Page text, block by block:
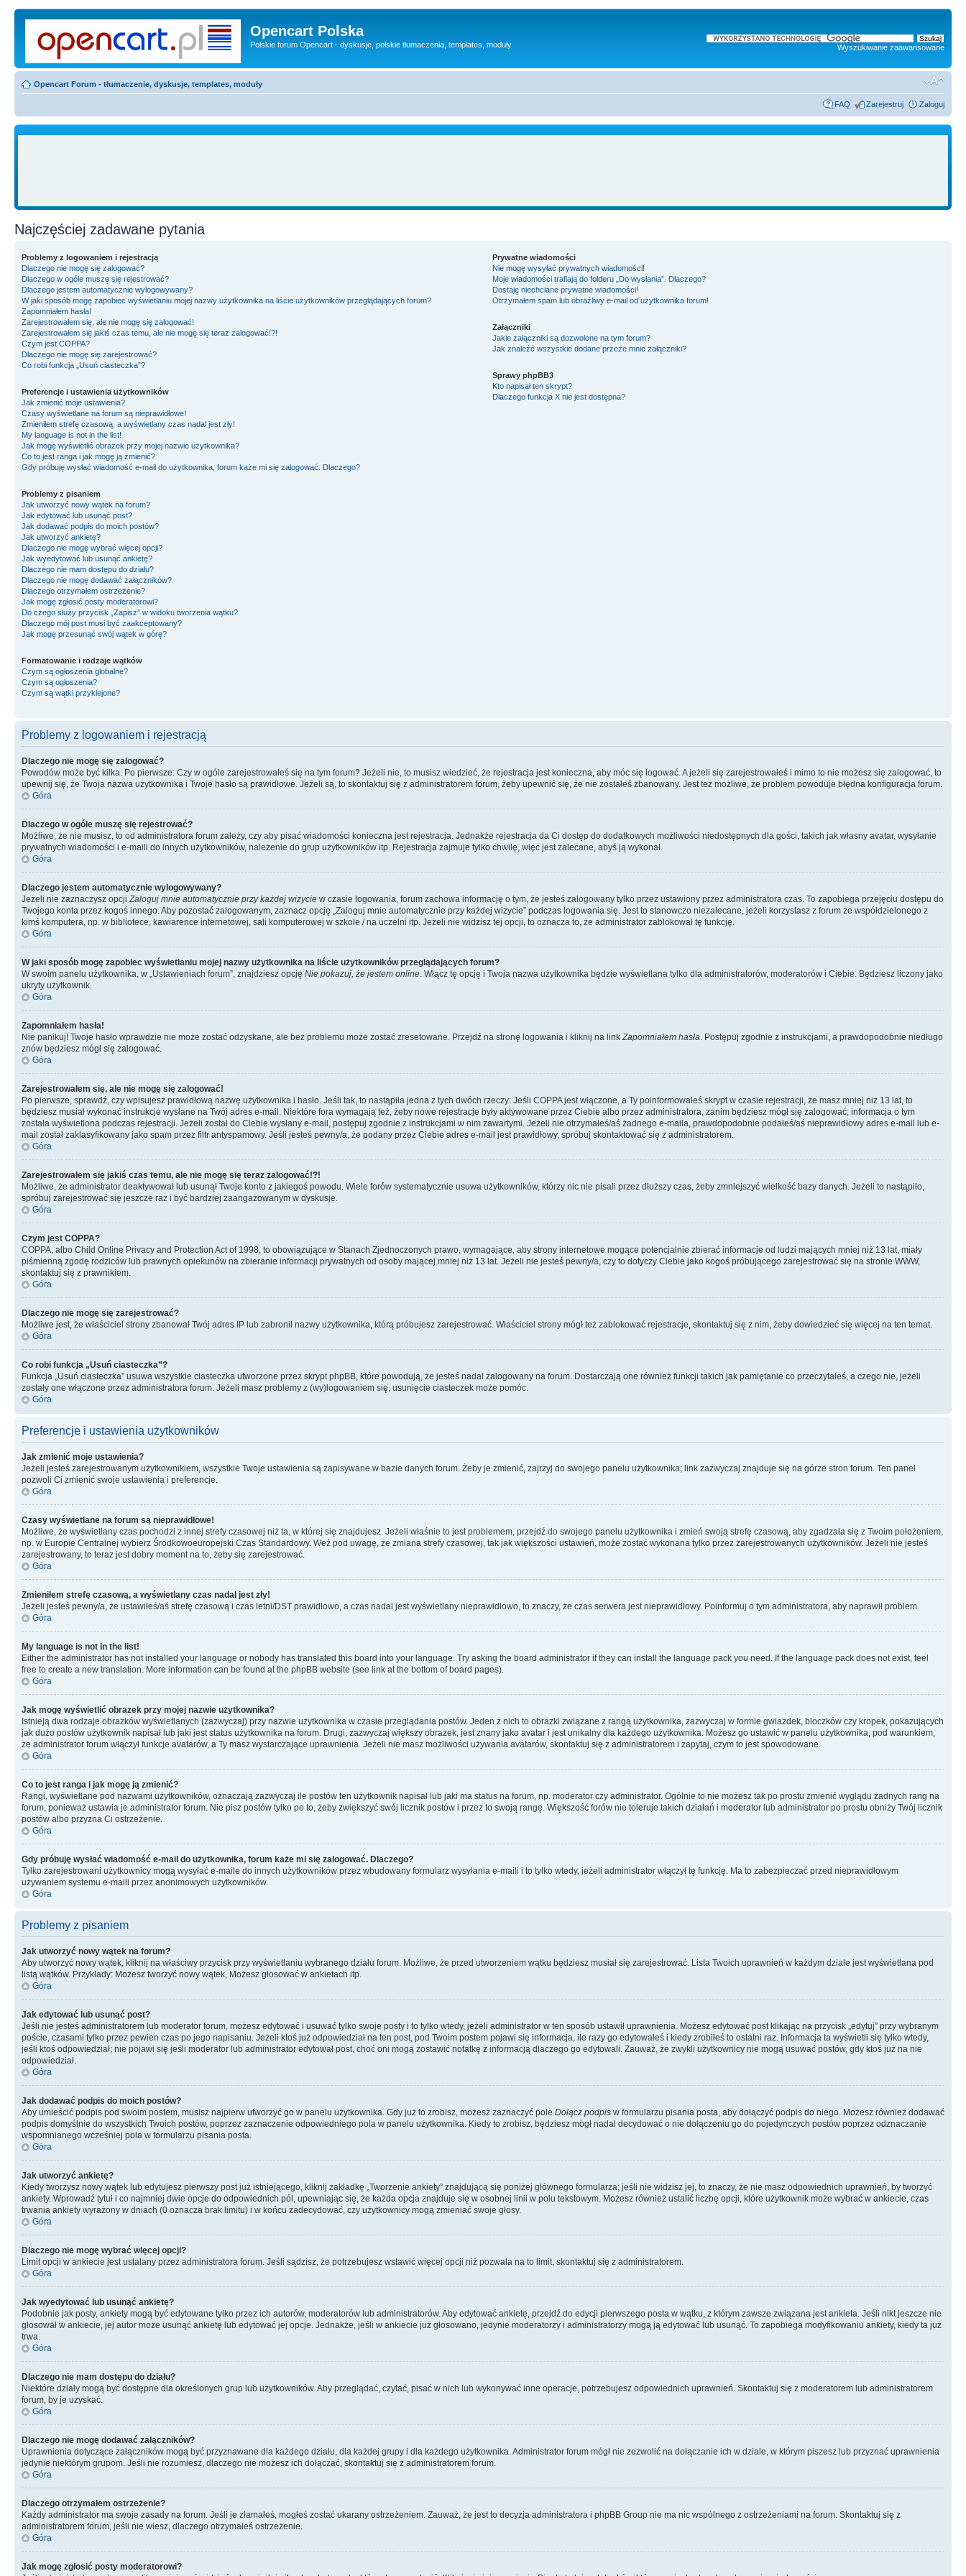
Opencart Polska
Polskie forum Opencart - dyskusje, polskie tłumaczenia, templates, moduły Wyszukiwanie zaawansowane
Opencart Forum - tłumaczenie, dyskusje, templates, moduły
FAQ Zarejestruj Zaloguj
Najczęściej zadawane pytania
Problemy z logowaniem i rejestracją
Dlaczego nie mogę się zalogować?
Dlaczego w ogóle muszę się rejestrować?
Dlaczego jestem automatycznie wylogowywany?
W jaki sposób mogę zapobiec wyświetlaniu mojej nazwy użytkownika na liście użytkowników przeglądających forum?
Zapomniałem hasła!
Zarejestrowałem się, ale nie mogę się zalogować!
Zarejestrowałem się jakiś czas temu, ale nie mogę się teraz zalogować!?!
Czym jest COPPA?
Dlaczego nie mogę się zarejestrować?
Co robi funkcja „Usuń ciasteczka”?
Preferencje i ustawienia użytkowników
Jak zmienić moje ustawienia?
Czasy wyświetlane na forum są nieprawidłowe!
Zmieniłem strefę czasową, a wyświetlany czas nadal jest zły!
My language is not in the list!
Jak mogę wyświetlić obrazek przy mojej nazwie użytkownika?
Co to jest ranga i jak mogę ją zmienić?
Gdy próbuję wysłać wiadomość e-mail do użytkownika, forum każe mi się zalogować. Dlaczego?
Problemy z pisaniem
Jak utworzyć nowy wątek na forum?
Jak edytować lub usunąć post?
Jak dodawać podpis do moich postów?
Jak utworzyć ankietę?
Dlaczego nie mogę wybrać więcej opcji?
Jak wyedytować lub usunąć ankietę?
Dlaczego nie mam dostępu do działu?
Dlaczego nie mogę dodawać załączników?
Dlaczego otrzymałem ostrzeżenie?
Jak mogę zgłosić posty moderatorowi?
Do czego służy przycisk „Zapisz” w widoku tworzenia wątku?
Dlaczego mój post musi być zaakceptowany?
Jak mogę przesunąć swój wątek w górę?
Formatowanie i rodzaje wątków
Czym są ogłoszenia globalne?
Czym są ogłoszenia?
Czym są wątki przyklejone?
Prywatne wiadomości
Nie mogę wysyłać prywatnych wiadomości!
Moje wiadomości trafiają do folderu „Do wysłania”. Dlaczego?
Dostaję niechciane prywatne wiadomości!
Otrzymałem spam lub obraźliwy e-mail od użytkownika forum!
Załączniki
Jakie załączniki są dozwolone na tym forum?
Jak znaleźć wszystkie dodane przeze mnie załączniki?
Sprawy phpBB3
Kto napisał ten skrypt?
Dlaczego funkcja X nie jest dostępna?
Problemy z logowaniem i rejestracją
Dlaczego nie mogę się zalogować?
Powodów może być kilka. Po pierwsze: Czy w ogóle zarejestrowałeś się na tym forum? Jeżeli nie, to musisz wiedzieć, że rejestracja jest konieczna, aby móc się logować. A jeżeli się zarejestrowałeś i mimo to nie możesz się zalogować, to
upewnij się, że Twoja nazwa użytkownika i Twoje hasło są prawidłowe. Jeżeli są, to skontaktuj się z administratorem forum, żeby upewnić się, że nie zostałeś zbanowany. Jest też możliwe, że problem powoduje błędna konfiguracja forum.
Góra
Dlaczego w ogóle muszę się rejestrować?
Możliwe, że nie musisz, to od administratora forum zależy, czy aby pisać wiadomości konieczna jest rejestracja. Jednakże rejestracja da Ci dostęp do dodatkowych możliwości niedostępnych dla gości, takich jak własny avatar, wysyłanie
prywatnych wiadomości i e-maili do innych użytkowników, należenie do grup użytkowników itp. Rejestracja zajmuje tylko chwilę, więc jest zalecane, abyś ją wykonał.
Góra
Dlaczego jestem automatycznie wylogowywany?
Jeżeli nie zaznaczysz opcjiZaloguj mnie automatycznie przy każdej wizycie w czasie logowania, forum zachowa informację o tym, że jesteś zalogowany tylko przez ustawiony przez administratora czas. To zapobiega przejęciu dostępu do
Twojego konta przez kogoś innego. Aby pozostać zalogowanym, zaznacz opcję „Zaloguj mnie automatycznie przy każdej wizycie” podczas logowania się. Jest to stanowczo niezalecane, jeżeli korzystasz z forum ze współdzielonego z
kimś komputera, np. w bibliotece, kawiarence internetowej, sali komputerowej w szkole / na uczelni itp. Jeżeli nie widzisz tej opcji, to oznacza to, że administrator zablokował tę funkcję.
Góra
W jaki sposób mogę zapobiec wyświetlaniu mojej nazwy użytkownika na liście użytkowników przeglądających forum?
W swoim panelu użytkownika, w „Ustawieniach forum”, znajdziesz opcję Nie pokazuj, że jestem online. Włącz tę opcję i Twoja nazwa użytkownika będzie wyświetlana tylko dla administratorów, moderatorów i Ciebie. Będziesz liczony jako
ukryty użytkownik.
Góra
Zapomniałem hasła!
Nie panikuj! Twoje hasło wprawdzie nie może zostać odzyskane, ale bez problemu może zostać zresetowane. Przejdź na stronę logowania i kliknij na linkZapomniałem hasła. Postępuj zgodnie z instrukcjami, a prawdopodobnie niedługo
znów będziesz mógł się zalogować.
Góra
Zarejestrowałem się, ale nie mogę się zalogować!
Po pierwsze, sprawdź, czy wpisujesz prawidłową nazwę użytkownika i hasło. Jeśli tak, to nastąpiła jedna z tych dwóch rzeczy: Jeśli COPPA jest włączone, a Ty poinformowałeś skrypt w czasie rejestracji, że masz mniej niż 13 lat, to
będziesz musiał wykonać instrukcje wysłane na Twój adres e-mail. Niektóre fora wymagają też, żeby nowe rejestracje były aktywowane przez Ciebie albo przez administratora, zanim będziesz mógł się zalogować; informacja o tym
została wyświetlona podczas rejestracji. Jeżeli został do Ciebie wysłany e-mail, postępuj zgodnie z instrukcjami w nim zawartymi. Jeżeli nie otrzymałeś/aś żadnego e-maila, prawdopodobnie podałeś/aś nieprawidłowy adres e-mail lub e-
mail został zaklasyfikowany jako spam przez filtr antyspamowy. Jeśli jesteś pewny/a, że podany przez Ciebie adres e-mail jest prawidłowy, spróbuj skontaktować się z administratorem.
Góra
Zarejestrowałem się jakiś czas temu, ale nie mogę się teraz zalogować!?!
Możliwe, że administrator deaktywował lub usunął Twoje konto z jakiegoś powodu. Wiele forów systematycznie usuwa użytkowników, którzy nic nie pisali przez dłuższy czas, żeby zmniejszyć wielkość bazy danych. Jeżeli to nastąpiło,
spróbuj zarejestrować się jeszcze raz i być bardziej zaangażowanym w dyskusje.
Góra
Czym jest COPPA?
COPPA, albo Child Online Privacy and Protection Act of 1998, to obowiązujące w Stanach Zjednoczonych prawo, wymagające, aby strony internetowe mogące potencjalnie zbierać informacje od ludzi mających mniej niż 13 lat, miały
piśmienną zgodę rodziców lub prawnych opiekunów na zbieranie informacji prywatnych od osoby mającej mniej niż 13 lat. Jeżeli nie jesteś pewny/a, czy to dotyczy Ciebie jako kogoś próbującego zarejestrować się na stronie WWW,
skontaktuj się z prawnikiem.
Góra
Dlaczego nie mogę się zarejestrować?
Możliwe jest, że właściciel strony zbanował Twój adres IP lub zabronił nazwy użytkownika, którą próbujesz zarejestrować. Właściciel strony mógł też zablokować rejestracje, skontaktuj się z nim, żeby dowiedzieć się więcej na ten temat.
Góra
Co robi funkcja „Usuń ciasteczka”?
Funkcja „Usuń ciasteczka” usuwa wszystkie ciasteczka utworzone przez skrypt phpBB, które powodują, że jesteś nadal zalogowany na forum. Dostarczają one również funkcji takich jak pamiętanie co przeczytałeś, a czego nie, jeżeli
zostały one włączone przez administratora forum. Jeżeli masz problemy z (wy)logowaniem się, usunięcie ciasteczek może pomóc.
Góra
Preferencje i ustawienia użytkowników
Jak zmienić moje ustawienia?
Jeżeli jesteś zarejestrowanym użytkownikiem, wszystkie Twoje ustawienia są zapisywane w bazie danych forum. Żeby je zmienić, zajrzyj do swojego panelu użytkownika; link zazwyczaj znajduje się na górze stron forum. Ten panel
pozwoli Ci zmienić swoje ustawienia i preferencje.
Góra
Czasy wyświetlane na forum są nieprawidłowe!
Możliwe, że wyświetlany czas pochodzi z innej strefy czasowej niż ta, w której się znajdujesz. Jeżeli właśnie to jest problemem, przejdź do swojego panelu użytkownika i zmień swoją strefę czasową, aby zgadzała się z Twoim położeniem,
np. w Europie Centralnej wybierz Środkowoeuropejski Czas Standardowy. Weź pod uwagę, że zmiana strefy czasowej, tak jak większości ustawień, może zostać wykonana tylko przez zarejestrowanych użytkowników. Jeżeli nie jesteś
zarejestrowany, to teraz jest dobry moment na to, żeby się zarejestrować.
Góra
Zmieniłem strefę czasową, a wyświetlany czas nadal jest zły!
Jeżeli jesteś pewny/a, że ustawiłeś/aś strefę czasową i czas letni/DST prawidłowo, a czas nadal jest wyświetlany nieprawidłowo, to znaczy, że czas serwera jest nieprawidłowy. Poinformuj o tym administratora, aby naprawił problem.
Góra
My language is not in the list!
Either the administrator has not installed your language or nobody has translated this board into your language. Try asking the board administrator if they can install the language pack you need. If the language pack does not exist, feel
free to create a new translation. More information can be found at the phpBB website (see link at the bottom of board pages).
Góra
Jak mogę wyświetlić obrazek przy mojej nazwie użytkownika?
Istnieją dwa rodzaje obrazków wyświetlanych (zazwyczaj) przy nazwie użytkownika w czasie przeglądania postów. Jeden z nich to obrazki związane z rangą użytkownika, zazwyczaj w formie gwiazdek, bloczków czy kropek, pokazujących
jak dużo postów użytkownik napisał lub jaki jest status użytkownika na forum. Drugi, zazwyczaj większy obrazek, jest znany jako avatar i jest unikalny dla każdego użytkownika. Możesz go ustawić w panelu użytkownika, pod warunkiem,
że administrator forum włączył funkcje avatarów, a Ty masz wystarczające uprawnienia. Jeżeli nie masz możliwości używania avatarów, skontaktuj się z administratorem i zapytaj, czym to jest spowodowane.
Góra
Co to jest ranga i jak mogę ją zmienić?
Rangi, wyświetlane pod nazwami użytkowników, oznaczają zazwyczaj ile postów ten użytkownik napisał lub jaki ma status na forum, np. moderator czy administrator. Ogólnie to nie możesz tak po prostu zmienić wyglądu żadnych rang na
forum, ponieważ ustawia je administrator forum. Nie pisz postów tylko po to, żeby zwiększyć swój licznik postów i przez to swoją rangę. Większość forów nie toleruje takich działań i moderator lub administrator po prostu obniży Twój licznik
postów albo przyzna Ci ostrzeżenie.
Góra
Gdy próbuję wysłać wiadomość e-mail do użytkownika, forum każe mi się zalogować. Dlaczego?
Tylko zarejestrowani użytkownicy mogą wysyłać e-maile do innych użytkowników przez wbudowany formularz wysyłania e-maili i to tylko wtedy, jeżeli administrator włączył tę funkcję. Ma to zabezpieczać przed nieprawidłowym
używaniem systemu e-maili przez anonimowych użytkowników.
Góra
Problemy z pisaniem
Jak utworzyć nowy wątek na forum?
Aby utworzyć nowy wątek, kliknij na właściwy przycisk przy wyświetlaniu wybranego działu forum. Możliwe, że przed utworzeniem wątku będziesz musiał się zarejestrować. Lista Twoich uprawnień w każdym dziale jest wyświetlana pod
listą wątków. Przykłady: Możesz tworzyć nowy wątek, Możesz głosować w ankietach itp.
Góra
Jak edytować lub usunąć post?
Jeśli nie jesteś administratorem lub moderator forum, możesz edytować i usuwać tylko swoje posty i to tylko wtedy, jeżeli administrator w ten sposób ustawił uprawnienia. Możesz edytować post klikając na przycisk „edytuj” przy wybranym
poście, czasami tylko przez pewien czas po jego napisaniu. Jeżeli ktoś już odpowiedział na ten post, pod Twoim postem pojawi się informacja, ile razy go edytowałeś i kiedy zrobiłeś to ostatni raz. Informacja ta wyświetli się tylko wtedy,
jeśli ktoś odpowiedział; nie pojawi się jeśli moderator lub administrator edytował post, choć oni mogą zostawić notatkę z informacją dlaczego go edytowali. Zauważ, że zwykli użytkownicy nie mogą usuwać postów, gdy ktoś już na nie
odpowiedział.
Góra
Jak dodawać podpis do moich postów?
Aby umieścić podpis pod swoim postem, musisz najpierw utworzyć go w panelu użytkownika. Gdy już to zrobisz, możesz zaznaczyć pole Dołącz podpis w formularzu pisania posta, aby dołączyć podpis do niego. Możesz również dodawać
podpis domyślnie do wszystkich Twoich postów, poprzez zaznaczenie odpowiedniego pola w panelu użytkownika. Kiedy to zrobisz, będziesz mógł nadal decydować o nie dołączeniu go do pojedynczych postów poprzez odznaczanie
wspomnianego wcześniej pola w formularzu pisania posta.
Góra
Jak utworzyć ankietę?
Kiedy tworzysz nowy wątek lub edytujesz pierwszy post już istniejącego, kliknij zakładkę „Tworzenie ankiety” znajdującą się poniżej głównego formularza; jeśli nie widzisz jej, to znaczy, że nie masz odpowiednich uprawnień, by tworzyć
ankiety. Wprowadź tytuł i co najmniej dwie opcje do odpowiednich pól, upewniając się, że każda opcja znajduje się w osobnej linii w polu tekstowym. Możesz również ustalić liczbę opcji, które użytkownik może wybrać w ankiecie, czas
trwania ankiety wyrażony w dniach (0 oznacza brak limitu) i w końcu zadecydować, czy użytkownicy mogą zmieniać swoje głosy.
Góra
Dlaczego nie mogę wybrać więcej opcji?
Limit opcji w ankiecie jest ustalany przez administratora forum. Jeśli sądzisz, że potrzebujesz wstawić więcej opcji niż pozwala na to limit, skontaktuj się z administratorem.
Góra
Jak wyedytować lub usunąć ankietę?
Podobnie jak posty, ankiety mogą być edytowane tylko przez ich autorów, moderatorów lub administratorów. Aby edytować ankietę, przejdź do edycji pierwszego posta w wątku, z którym zawsze związana jest ankieta. Jeśli nikt jeszcze nie
głosował w ankiecie, jej autor może usunąć ankietę lub edytować jej opcje. Jednakże, jeśli w ankiecie już głosowano, jedynie moderatorzy i administratorzy mogą ją edytować lub usunąć. To zapobiega modyfikowaniu ankiety, kiedy ta już
trwa.
Góra
Dlaczego nie mam dostępu do działu?
Niektóre działy mogą być dostępne dla określonych grup lub użytkowników. Aby przeglądać, czytać, pisać w nich lub wykonywać inne operacje, potrzebujesz odpowiednich uprawnień. Skontaktuj się z moderatorem lub administratorem
forum, by je uzyskać.
Góra
Dlaczego nie mogę dodawać załączników?
Uprawnienia dotyczące załączników mogą być przyznawane dla każdego działu, dla każdej grupy i dla każdego użytkownika. Administrator forum mógł nie zezwolić na dołączanie ich w dziale, w którym piszesz lub przyznać uprawnienia
jedynie niektórym grupom. Jeśli nie rozumiesz, dlaczego nie możesz ich dołączać, skontaktuj się z administratorem forum.
Góra
Dlaczego otrzymałem ostrzeżenie?
Każdy administrator ma swoje zasady na forum. Jeśli je złamałeś, mogłeś zostać ukarany ostrzeżeniem. Zauważ, że jest to decyzja administratora i phpBB Group nie ma nic wspólnego z ostrzeżeniami na forum. Skontaktuj się z
administratorem forum, jeśli nie wiesz, dlaczego otrzymałeś ostrzeżenie.
Góra
Jak mogę zgłosić posty moderatorowi?